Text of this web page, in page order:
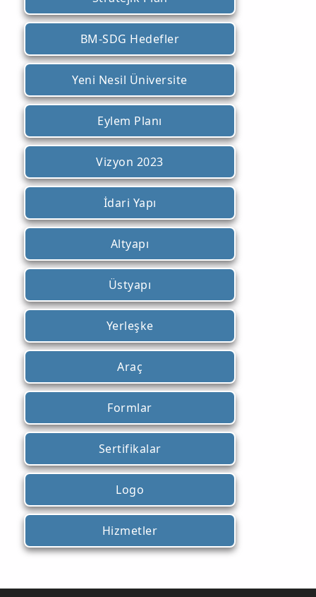
BM-SDG Hedefler
Yeni Nesil Üniversite
Eylem Planı
Vizyon 2023
İdari Yapı
Altyapı
Üstyapı
Yerleşke
Araç
Formlar
Sertifikalar
Logo
Hizmetler